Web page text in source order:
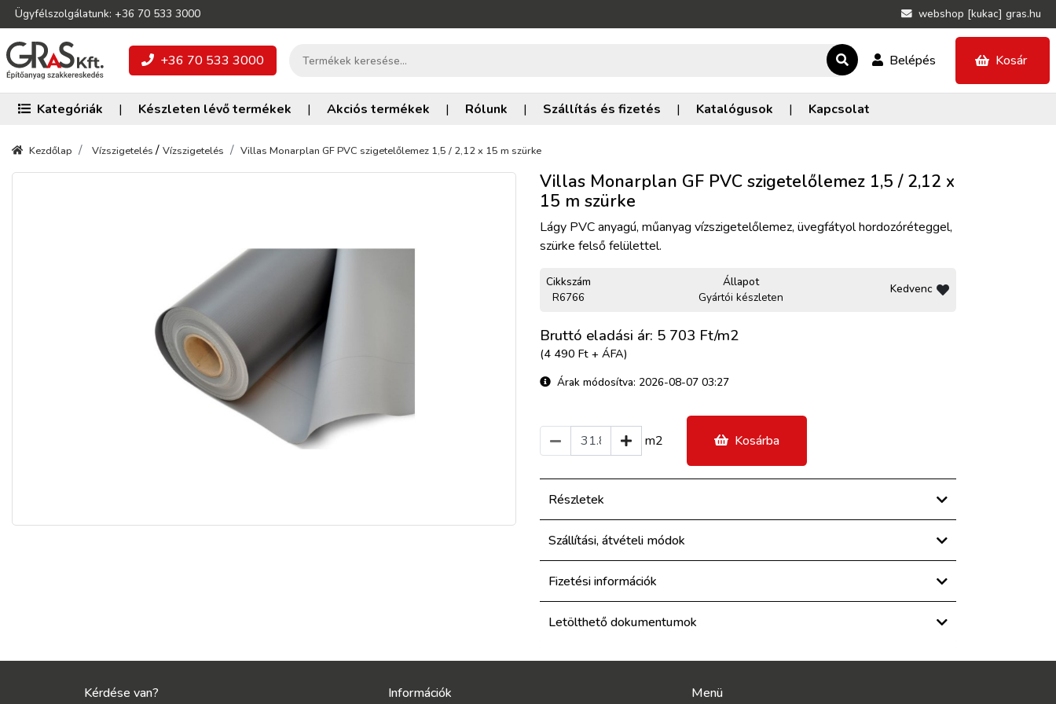
Ügyfélszolgálatunk: +36 70 533 3000 webshop [kukac] gras.hu
+36 70 533 3000 Belépés Kosár
Kategóriák | Készleten lévő termékek | Akciós termékek | Rólunk | Szállítás és fizetés | Katalógusok | Kapcsolat
Kezdőlap Vízszigetelés/ Vízszigetelés Villas Monarplan GF PVC szigetelőlemez 1,5 / 2,12 x 15 m szürke
Villas Monarplan GF PVC szigetelőlemez 1,5 / 2,12 x
15 m szürke
Lágy PVC anyagú, műanyag vízszigetelőlemez, üvegfátyol hordozóréteggel,
szürke felső felülettel.
Cikkszám
R6766
Állapot
Gyártói készleten
Kedvenc
Bruttó eladási ár: 5 703 Ft/m2
(4 490 Ft + ÁFA)
Árak módosítva: 2026-08-07 03:27
m2 Kosárba
Részletek
Szállítási, átvételi módok
Fizetési információk
Letölthető dokumentumok
Kérdése van? Információk Menü